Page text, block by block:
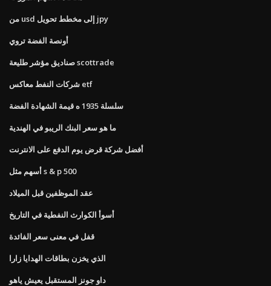
من usd إلى مخطط تحويل jpy
أونصة الفضة تروي
صناديق مؤشر طليعة scottrade
شركات النفط معاكس etf
سلسلة 1935 ه قيمة الشهادة الفضة
ما هو سعر البنك الريبو في الهندية
أفضل شركة قرض يوم الدفع على الانترنت
أسهم مثل s & p 500
عقد الموظفين قبل الميلاد
أسوأ الكوارث النفطية في التاريخ
قفل في معنى سعر الفائدة
الذي يخزن بطاقات الهدايا زارا
داو جونز المستقبل يعيش ياهو